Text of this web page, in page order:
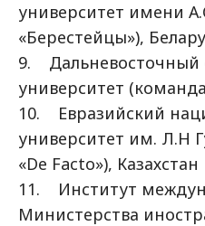
университет имени
«Берестейцы»),
9. Дальневосточный
университет
10. Евразийский
университет им. Л.Н
«De Facto»), Казахстан
11. Институт
Министерства